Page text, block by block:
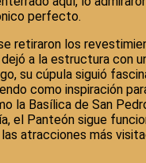
perfecto.
retiraron los
a la estructura con
su cúpula siguió
como inspiración
la Basílica de San
el Panteón sigue
atracciones más